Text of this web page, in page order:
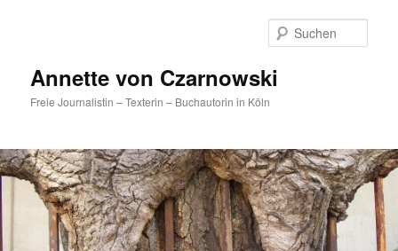
Annette von Czarnowski
Freie Journalistin – Texterin – Buchautorin in Köln